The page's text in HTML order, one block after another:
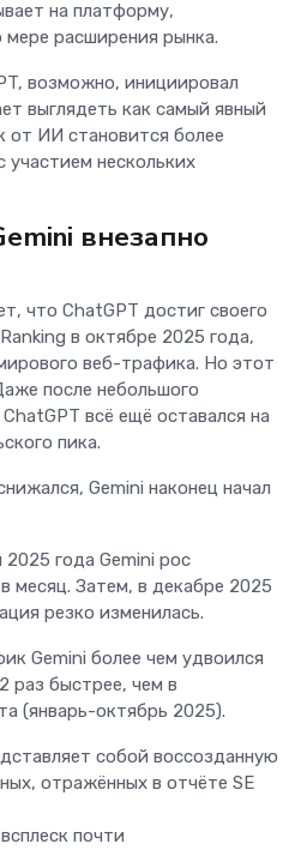
на платформу,
расширения рынка.
возможно, инициировал
выглядеть как самый явный
от ИИ становится более
участием нескольких
внезапно
что ChatGPT достиг своего
в октябре 2025 года,
веб-трафика. Но этот
после небольшого
всё ещё оставался на
пика.
Gemini наконец начал
года Gemini рос
месяц. Затем, в декабре 2025
резко изменилась.
Gemini более чем удвоился
раз быстрее, чем в
(январь-октябрь 2025).
собой воссозданную
отражённых в отчёте SE
почти